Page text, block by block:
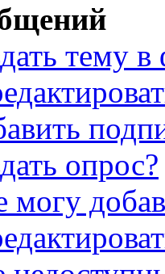
тему
опрос?